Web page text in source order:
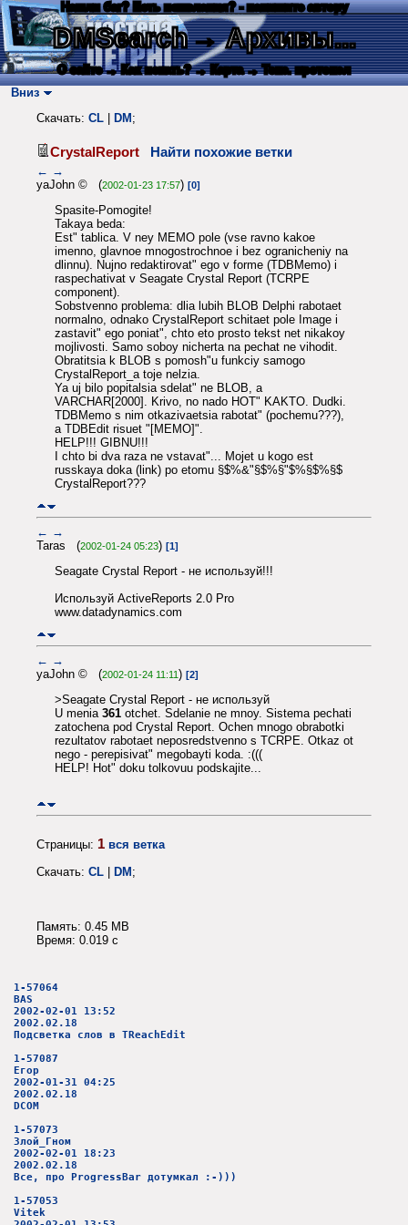
Нашли баг? Есть пожелания? - напишите автору
DMSearch→ Архивы...
О сайте → Как искать? → Карта → Текс. протокол
Вниз
Скачать: CL DM ;
CrystalReport Найти похожие ветки
← →
yaJohn © (2002-01-23 17:57) [0]
Spasite-Pomogite!
Takaya beda:
Est" tablica. V ney MEMO pole (vse ravno kakoe
imenno, glavnoe mnogostrochnoe i bez ogranicheniy na
dlinnu). Nujno redaktirovat" ego v forme (TDBMemo) i
raspechativat v Seagate Crystal Report (TCRPE
component).
Sobstvenno problema: dlia lubih BLOB Delphi rabotaet
normalno, odnako CrystalReport schitaet pole Image i
zastavit" ego poniat", chto eto prosto tekst net nikakoy
mojlivosti. Samo soboy nicherta na pechat ne vihodit.
Obratitsia k BLOB s pomosh"u funkciy samogo
CrystalReport_a toje nelzia.
Ya uj bilo popitalsia sdelat" ne BLOB, a
VARCHAR[2000]. Krivo, no nado HOT" KAKTO. Dudki.
TDBMemo s nim otkazivaetsia rabotat" (pochemu???),
a TDBEdit risuet "[MEMO]".
HELP!!! GIBNU!!!
I chto bi dva raza ne vstavat"... Mojet u kogo est
russkaya doka (link) po etomu §$%&"§$%§"$%§$%§$
CrystalReport???
← →
Taras (2002-01-24 05:23) [1]
Seagate Crystal Report - не используй!!!
Используй ActiveReports 2.0 Pro
www.datadynamics.com
← →
yaJohn © (2002-01-24 11:11) [2]
>Seagate Crystal Report - не используй
U menia 361 otchet. Sdelanie ne mnoy. Sistema pechati
zatochena pod Crystal Report. Ochen mnogo obrabotki
rezultatov rabotaet neposredstvenno s TCRPE. Otkaz ot
nego - perepisivat" megobayti koda. :(((
HELP! Hot" doku tolkovuu podskajite...
Страницы: 1 вся ветка
Скачать: CL | DM;
Память: 0.45 MB
Время: 0.019 c
1-57064
BAS
2002-02-01 13:52
2002.02.18
Подсветка слов в TReachEdit
1-57087
Егор
2002-01-31 04:25
2002.02.18
DCOM
1-57073
Злой_Гном
2002-02-01 18:23
2002.02.18
Все, про ProgressBar дотумкал :-)))
1-57053
Vitek